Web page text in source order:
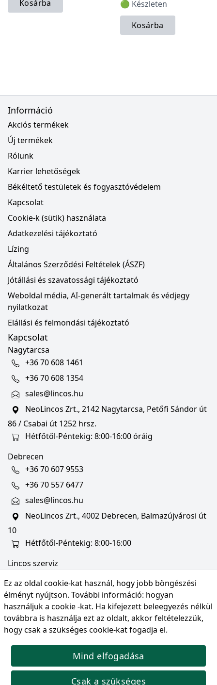
Kosárba
🟢 Készleten
Kosárba
Ez az oldal cookie-kat használ, hogy jobb böngészési
élményt nyújtson. További információ: hogyan
használjuk a cookie -kat. Ha kifejezett beleegyezés nélkül
továbbra is használja ezt az oldalt, akkor feltételezzük,
hogy csak a szükséges cookie-kat fogadja el.
Mind elfogadása
Csak a szükséges
Információ
Akciós termékek
Új termékek
Rólunk
Karrier lehetőségek
Békéltető testületek és fogyasztóvédelem
Kapcsolat
Cookie-k (sütik) használata
Adatkezelési tájékoztató
Lízing
Általános Szerződési Feltételek (ÁSZF)
Jótállási és szavatossági tájékoztató
Weboldal média, AI-generált tartalmak és védjegy
nyilatkozat
Elállási és felmondási tájékoztató
Kapcsolat
Nagytarcsa
+36 70 608 1461
+36 70 608 1354
sales@lincos.hu
NeoLincos Zrt., 2142 Nagytarcsa, Petőfi Sándor út
86 / Csabai út 1252 hrsz.
Hétfőtől-Péntekig: 8:00-16:00 óráig
Debrecen
+36 70 607 9553
+36 70 557 6477
sales@lincos.hu
NeoLincos Zrt., 4002 Debrecen, Balmazújvárosi út
10
Hétfőtől-Péntekig: 8:00-16:00
Lincos szerviz
NeoLincos Zrt., 4002 Debrecen, Balmazújvárosi út
10
Nyitvatartás: hétfő-péntek 8:00-16:00
© Copyright 2026 NeoLincos Zrt., minden jog
fenntartva.